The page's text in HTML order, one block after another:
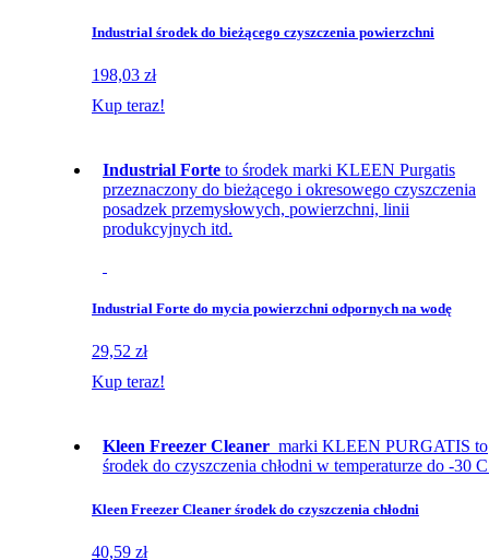
Industrial środek do bieżącego czyszczenia powierzchni
198,03 zł
Kup teraz!
Industrial Forte to środek marki KLEEN Purgatis
przeznaczony do bieżącego i okresowego czyszczenia
posadzek przemysłowych, powierzchni, linii
produkcyjnych itd.
Industrial Forte do mycia powierzchni odpornych na wodę
29,52 zł
Kup teraz!
Kleen Freezer Cleaner marki KLEEN PURGATIS to
środek do czyszczenia chłodni w temperaturze do -30
Kleen Freezer Cleaner środek do czyszczenia chłodni
40,59 zł